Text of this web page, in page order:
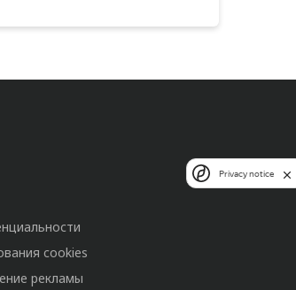
cookies
рекламы
Privacy notice